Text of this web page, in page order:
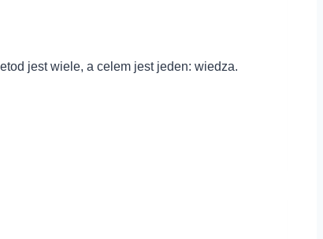
jest wiele, a celem jest jeden: wiedza.